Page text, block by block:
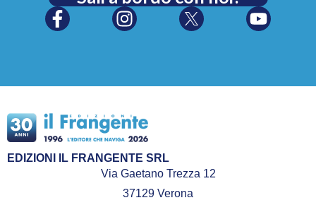
EDIZIONI IL FRANGENTE SRL
Via Gaetano Trezza 12
37129 Verona